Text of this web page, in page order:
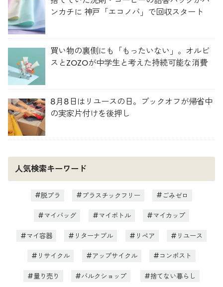
ンカチに 神戸「エコノバ」で回収スタート
買い物の裏側にも「もったいない」。オルビ
スとZOZOが中学生と考えた持続可能な消費
8月8日はリユースの日。ブックオフが帰省中
の実家片付けを後押し
人気検索キーワード
脱プラ プラスチックフリー ごみゼロ
マイバッグ マイボトル マイカップ
マイ容器 リターナブル リペア リユース
リサイクル アップサイクル コンポスト
量り売り バルクショップ 捨てない暮らし